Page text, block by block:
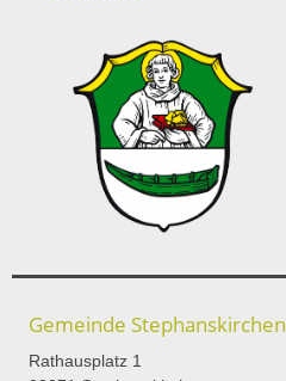
Gemeinde Stephanskirchen
Rathausplatz 1